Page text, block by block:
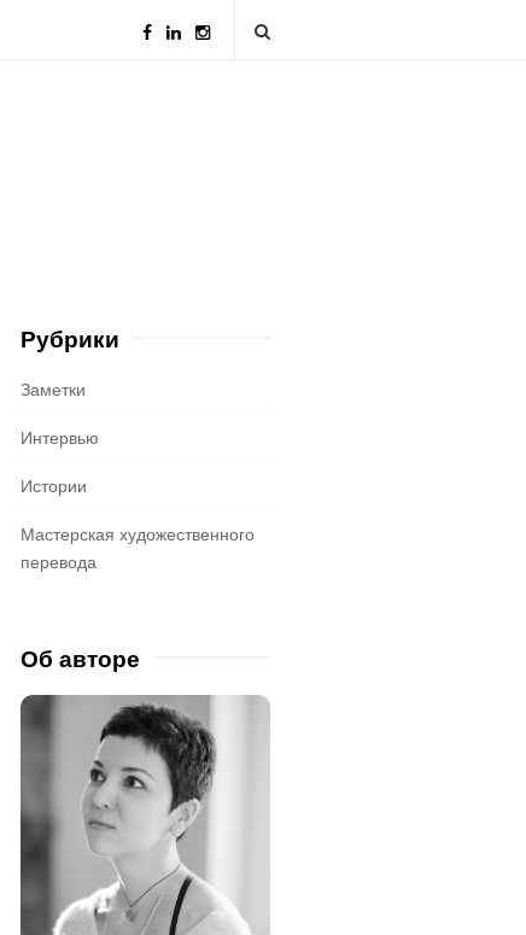
i
t
S
i
d
a
Рубрики
Заметки
Интервью
Истории
Мастерская художественного
перевода
Об авторе